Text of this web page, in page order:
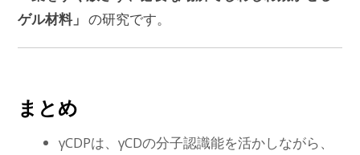
ゲル材料」 の研究です。
まとめ
γCDPは、γCDの分子認識能を活かしながら、